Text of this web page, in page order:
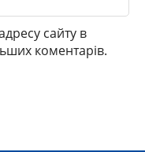
сайту в
коментарів.